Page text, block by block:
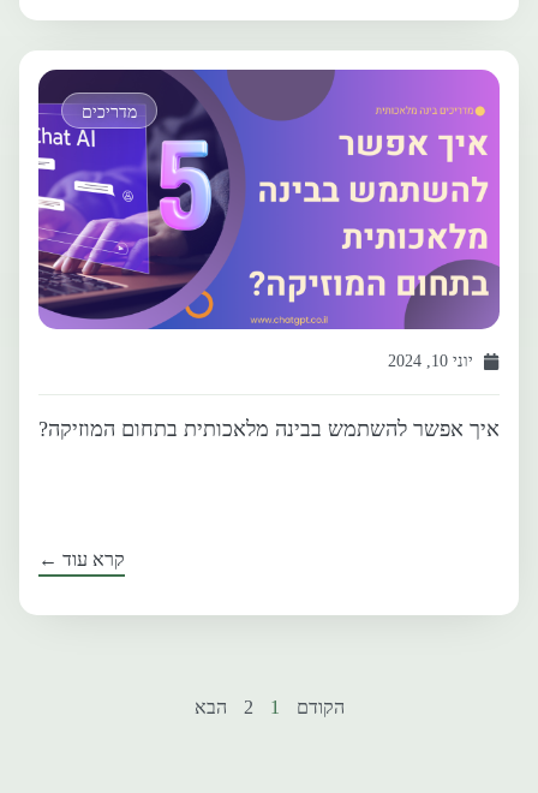
יוני 10, 2024
איך אפשר להשתמש בבינה מלאכותית בתחום המוזיקה?
מדריכים
קרא עוד ←
הקודם 1
2 הבא